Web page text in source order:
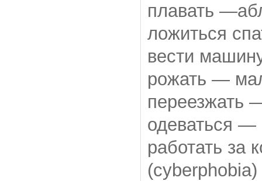
плавать
ложиться
вести
рожать —
переезжать
одеваться —
работать
(cyberphobia)